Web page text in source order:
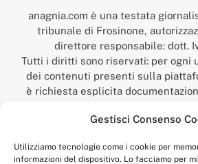
Gestisci Consenso
Utilizziamo tecnologie come i cookie per
informazioni del dispositivo. Lo facciamo per
anagnia.com è una testata
tribunale di Frosinone,
direttore responsabile: dott.
Tutti i diritti sono riservati: per ogni
dei contenuti presenti sulla
è richiesta esplicita
“Anagnia” è un marchio registrato
Economico,